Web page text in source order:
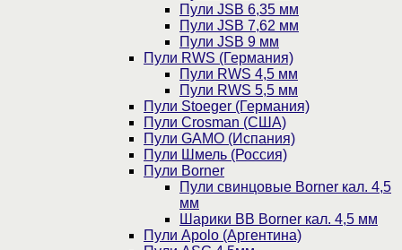
Пули JSB 6,35 мм
Пули JSB 7,62 мм
Пули JSB 9 мм
Пули RWS (Германия)
Пули RWS 4,5 мм
Пули RWS 5,5 мм
Пули Stoeger (Германия)
Пули Crosman (США)
Пули GAMO (Испания)
Пули Шмель (Россия)
Пули Borner
Пули свинцовые Borner кал. 4,5
мм
Шарики BB Borner кал. 4,5 мм
Пули Apolo (Аргентина)